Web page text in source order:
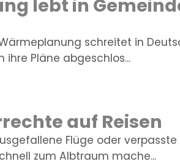
lebt in
schreitet in
ihre Pläne abgeschlos...
auf Reisen
Flüge oder
zum Albtraum mache...
IHR